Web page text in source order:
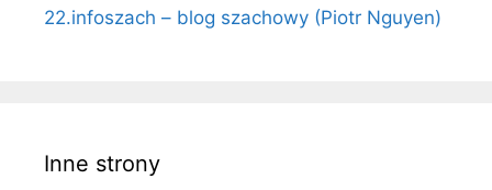
22.infoszach – blog szachowy (Piotr Nguyen)
Inne strony